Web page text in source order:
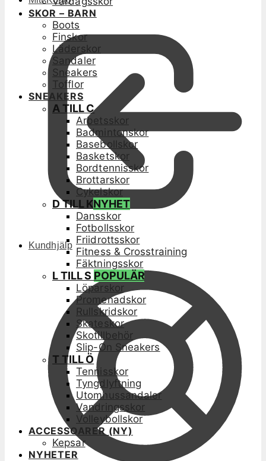
Kundhjälp
SKOR – BARN
Boots
Finskor
Läderskor
Sandaler
Sneakers
Tofflor
SNEAKERS
A TILL C
Arbetsskor
Badmintonskor
Basebollskor
Basketskor
Bordtennisskor
Brottarskor
Cykelskor
D TILL KNYHET
Dansskor
Fotbollsskor
Friidrottsskor
Fitness & Crosstraining
Fäktningsskor
L TILL S POPULÄR
Löparskor
Promenadskor
Rullskridskor
Skateskor
Skotillbehör
Slip-On Sneakers
T TILL Ö
Tennisskor
Tyngdlyftning
Utomhussandaler
Vandringsskor
Volleybollskor
ACCESSOARER (NY)
Kepsar
NYHETER